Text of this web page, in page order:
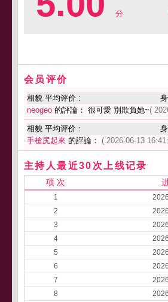
分
会员评价
相貌 平均评价 :
neogeo 的評論： 很可愛 別欺負她~(
相貌 平均评价 :
手槍尻起來 的評論： ( 2026-06-13
主持人最近30次上线记录
项 次
1
2
3
4
5
6
7
8